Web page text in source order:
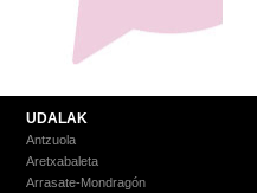
UDALAK
Antzuola
Aretxabaleta
Arrasate-Mondragón